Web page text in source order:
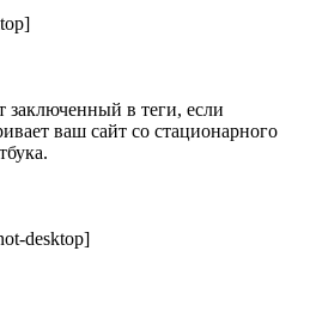
заключенный в теги, если
ваш сайт со стационарного
desktop]